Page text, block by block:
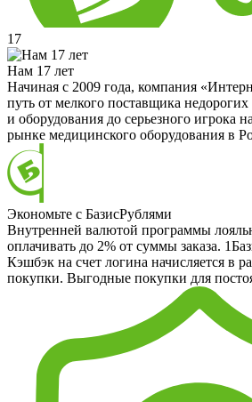
17
Нам 17 лет
Начиная с 2009 года, компания
путь от мелкого поставщика
и оборудования до серьезного игрока
рынке медицинского оборудования в
Экономьте с БазисРублями
Внутренней валютой программы
оплачивать до 2% от суммы заказа.
Кэшбэк на счет логина начисляется в
покупки. Выгодные покупки для